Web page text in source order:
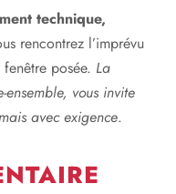
technique,
rencontrez l’imprévu
posée. La
vous invite
avec exigence.